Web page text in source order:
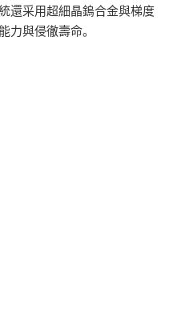
還采用超細晶鎢合金與梯度
力與侵徹壽命。